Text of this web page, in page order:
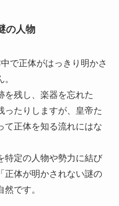
の人物
で正体がはっきり明かさ
を残し、楽器を忘れた
ったりしますが、皇帝た
て正体を知る流れにはな
特定の人物や勢力に結び
正体が明かされない謎の
です。